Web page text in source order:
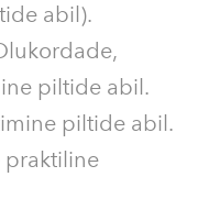
abil).
piltide abil.
piltide abil.
praktiline